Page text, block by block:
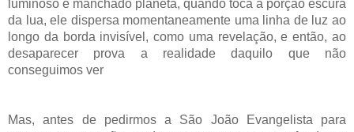
luminoso e manchado planeta, quando toca a porção escura
da lua, ele dispersa momentaneamente uma linha de luz ao
longo da borda invisível, como uma revelação, e então, ao
desaparecer prova a realidade daquilo que não
conseguimos ver
Mas, antes de pedirmos a São João Evangelista para